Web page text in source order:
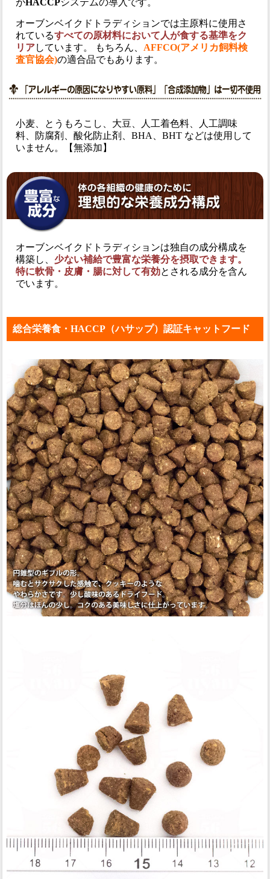
が HACCPシステムの導入です。
オーブンベイクドトラディションでは主原料に使用さ
れているすべての原材料において人が食する基準をク
リアしています。 もちろん、 AFFCO(アメリカ飼料検
査官協会)の適合品でもあります。
小麦、とうもろこし、大豆、人工着色料、人工調味
料、防腐剤、酸化防止剤、BHA、BHT などは使用して
いません。【無添加】
オーブンベイクドトラディションは独自の成分構成を
構築し、 少ない補給で豊富な栄養分を摂取できます。
特に軟骨・皮膚・腸に対して有効とされる成分を含ん
でいます。
総合栄養食・HACCP（ハサップ）認証キャットフード